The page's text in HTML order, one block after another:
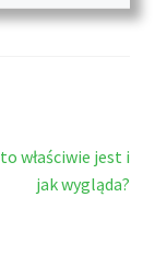
właściwie jest i
jak wygląda?